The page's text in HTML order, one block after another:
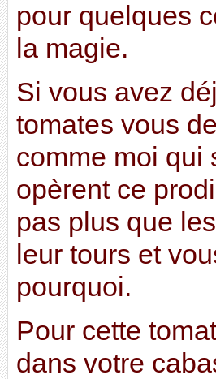
pour quelques
la magie.
Si vous avez
tomates vous
comme moi qui
opèrent ce
pas plus que
leur tours et
pourquoi.
Pour cette
dans votre